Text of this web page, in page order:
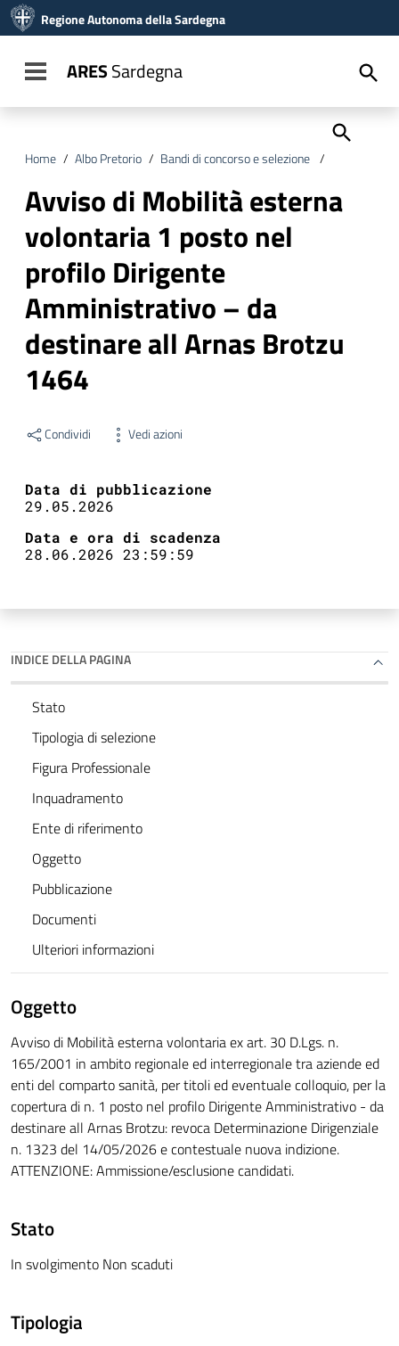
Vai al menu di navigazione
Vai al footer
Regione Autonoma della Sardegna
Toggle navigation
ARESSardegna
Home / Albo Pretorio / Bandi di concorso e selezione /
Avviso di Mobilità esterna
volontaria 1 posto nel
profilo Dirigente
Amministrativo – da
destinare all Arnas Brotzu
1464
Condividi Vedi azioni
Data di pubblicazione
29.05.2026
Data e ora di scadenza
28.06.2026 23:59:59
INDICE DELLA PAGINA
Stato
Tipologia di selezione
Figura Professionale
Inquadramento
Ente di riferimento
Oggetto
Pubblicazione
Documenti
Ulteriori informazioni
Oggetto
Avviso di Mobilità esterna volontaria ex art. 30 D.Lgs. n.
165/2001 in ambito regionale ed interregionale tra aziende ed
enti del comparto sanità, per titoli ed eventuale colloquio, per la
copertura di n. 1 posto nel profilo Dirigente Amministrativo - da
destinare all Arnas Brotzu: revoca Determinazione Dirigenziale
n. 1323 del 14/05/2026 e contestuale nuova indizione.
ATTENZIONE: Ammissione/esclusione candidati.
Stato
In svolgimento Non scaduti
Tipologia